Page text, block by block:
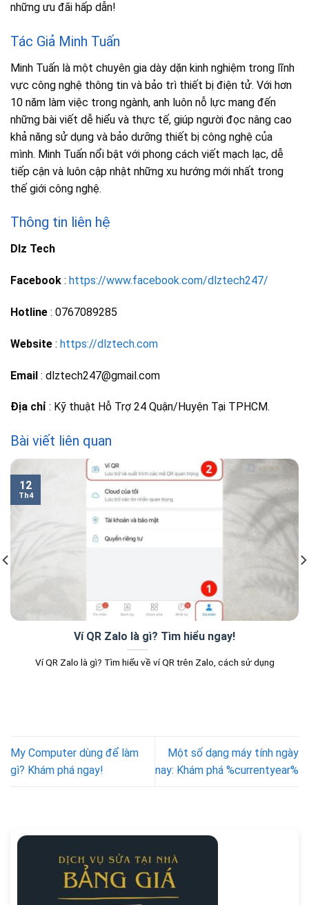
những ưu đãi hấp dẫn!
Tác Giả Minh Tuấn
Minh Tuấn là một chuyên gia dày dặn kinh nghiệm trong lĩnh
vực công nghệ thông tin và bảo trì thiết bị điện tử. Với hơn
10 năm làm việc trong ngành, anh luôn nỗ lực mang đến
những bài viết dễ hiểu và thực tế, giúp người đọc nâng cao
khả năng sử dụng và bảo dưỡng thiết bị công nghệ của
mình. Minh Tuấn nổi bật với phong cách viết mạch lạc, dễ
tiếp cận và luôn cập nhật những xu hướng mới nhất trong
thế giới công nghệ.
Thông tin liên hệ
Dlz Tech
Facebook : https://www.facebook.com/dlztech247/
Hotline : 0767089285
Website : https://dlztech.com
Email : dlztech247@gmail.com
Địa chỉ : Kỹ thuật Hỗ Trợ 24 Quận/Huyện Tại TPHCM.
Bài viết liên quan
Ví QR Zalo là gì? Tìm hiểu ngay!
Ví QR Zalo là gì? Tìm hiểu về ví QR trên Zalo, cách sử dụng
12
Th4
My Computer dùng để làm
gì? Khám phá ngay!
Một số dạng máy tính ngày
nay: Khám phá %currentyear%